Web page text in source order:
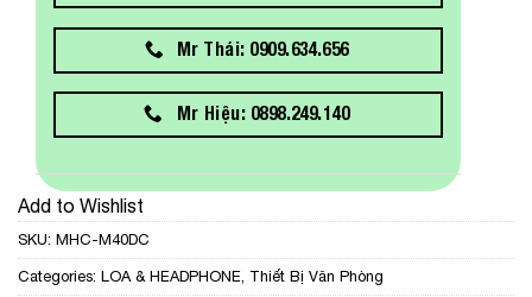
Mr Thái: 0909.634.656
Mr Hiệu: 0898.249.140
Add to Wishlist
SKU: MHC-M40DC
Categories: LOA & HEADPHONE, Thiết Bị Văn Phòng